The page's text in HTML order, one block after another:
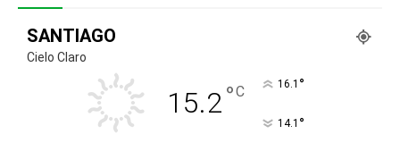
SANTIAGO
Cielo Claro
15.2°C 16.1 °
14.1 °